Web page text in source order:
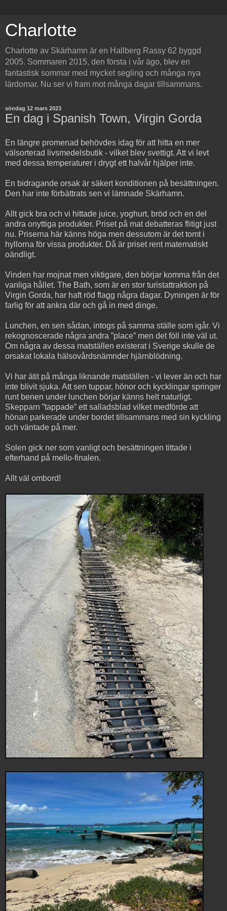
Charlotte
Charlotte av Skärhamn är en Hallberg Rassy 62 byggd
2005. Sommaren 2015, den första i vår ägo, blev en
fantastisk sommar med mycket segling och många nya
lärdomar. Nu ser vi fram mot många dagar tillsammans.
söndag 12 mars 2023
En dag i Spanish Town, Virgin Gorda
En längre promenad behövdes idag för att hitta en mer
välsorterad livsmedelsbutik - vilket blev svettigt. Att vi levt
med dessa temperaturer i drygt ett halvår hjälper inte.
En bidragande orsak är säkert konditionen på besättningen.
Den har inte förbättrats sen vi lämnade Skärhamn.
Allt gick bra och vi hittade juice, yoghurt, bröd och en del
andra onyttiga produkter. Priset på mat debatteras flitigt just
nu. Priserna här känns höga men dessutom är det tomt i
hyllorna för vissa produkter. Då är priset rent matematiskt
oändligt.
Vinden har mojnat men viktigare, den börjar komma från det
vanliga hållet. The Bath, som är en stor turistattraktion på
Virgin Gorda, har haft röd flagg några dagar. Dyningen är för
farlig för att ankra där och gå in med dinge.
Lunchen, en sen sådan, intogs på samma ställe som igår. Vi
rekognoscerade några andra ”place” men det föll inte väl ut.
Om några av dessa matställen existerat i Sverige skulle de
orsakat lokala hälsovårdsnämnder hjärnblödning.
Vi har ätit på många liknande matställen - vi lever än och har
inte blivit sjuka. Att sen tuppar, hönor och kycklingar springer
runt benen under lunchen börjar känns helt naturligt.
Skepparn ”tappade” ett salladsblad vilket medförde att
hönan parkerade under bordet tillsammans med sin kyckling
och väntade på mer.
Solen gick ner som vanligt och besättningen tittade i
efterhand på mello-finalen.
Allt väl ombord!